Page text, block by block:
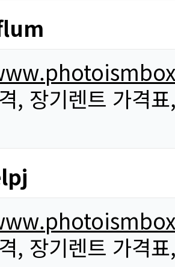
, 장기렌트 가격
, 장기렌트 가격